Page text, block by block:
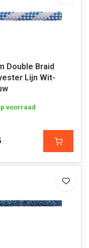
Double Braid
Lijn Wit-
voorraad